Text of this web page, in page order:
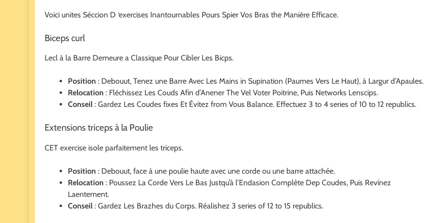
Voici unites Séccion D ‘exercises Inantournables Pours Spier Vos Bras the Manière Efficace.
Biceps curl
Lecl à la Barre Demeure a Classique Pour Cibler Les Bicps.
Position : Debouut, Tenez une Barre Avec Les Mains in Supination (Paumes Vers Le Haut), à Largur d’Apaules.
Relocation : Fléchissez Les Couds Afin d’Anener The Vel Voter Poitrine, Puis Networks Lenscips.
Conseil : Gardez Les Coudes fixes Et Évitez from Vous Balance. Effectuez 3 to 4 series of 10 to 12 republics.
Extensions triceps à la Poulie
CET exercise isole parfaitement les triceps.
Position : Debouut, face à une poulie haute avec une corde ou une barre attachée.
Relocation : Poussez La Corde Vers Le Bas Justqu’à l’Endasion Complète Dep Coudes, Puis Revínez
Laentement.
Conseil : Gardez Les Brazhes du Corps. Réalishez 3 series of 12 to 15 republics.